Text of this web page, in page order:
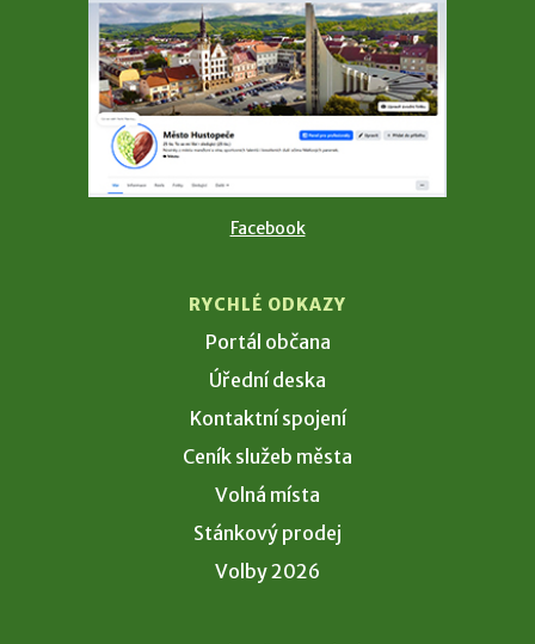
Facebook
RYCHLÉ ODKAZY
Portál občana
Úřední deska
Kontaktní spojení
Ceník služeb města
Volná místa
Stánkový prodej
Volby 2026